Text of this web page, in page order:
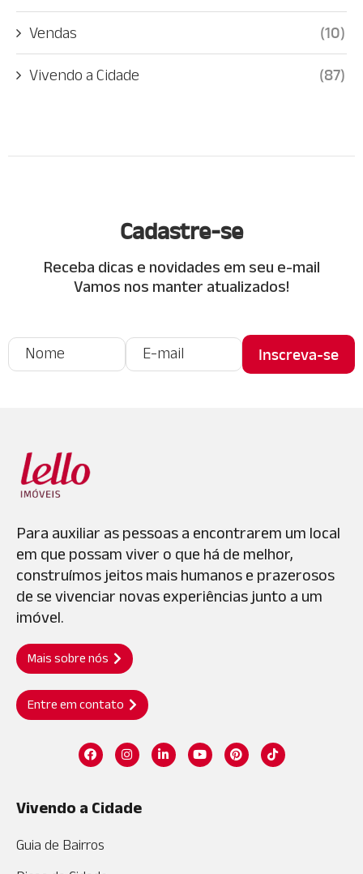
Vendas (10)
Vivendo a Cidade (87)
Cadastre-se
Receba dicas e novidades em seu e-mail
Vamos nos manter atualizados!
Para auxiliar as pessoas a encontrarem um local
em que possam viver o que há de melhor,
construímos jeitos mais humanos e prazerosos
de se vivenciar novas experiências junto a um
imóvel.
Mais sobre nós
Entre em contato
Vivendo a Cidade
Guia de Bairros